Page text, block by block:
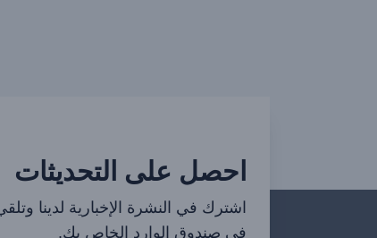
احصل على التحديثات
اشترك في النشرة الإخبارية لدينا
في صندوق الوارد الخاص بك.